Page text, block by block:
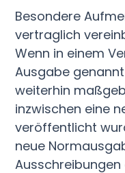
Besondere
vertraglich
Wenn in einem
Ausgabe
weiterhin
inzwischen eine
veröffentlicht
neue